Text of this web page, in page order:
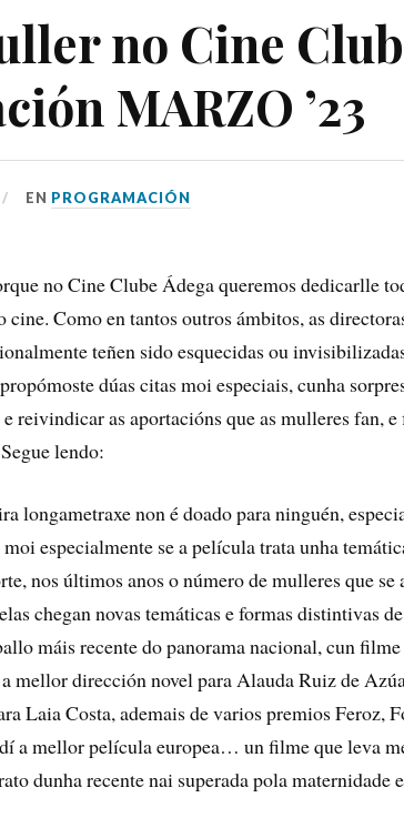
no Cine
MARZO ’23
EN PROGRAMACIÓN
no Cine Clube Ádega queremos dedicarlle
cine. Como en tantos outros ámbitos, as
teñen sido esquecidas ou
dúas citas moi especiais, cunha
reivindicar as aportacións que as mulleres fan,
lendo:
longametraxe non é doado para ninguén,
especialmente se a película trata unha
nos últimos anos o número de mulleres que se
chegan novas temáticas e formas distintivas
máis recente do panorama nacional, cun
mellor dirección novel para Alauda Ruiz de
Laia Costa, ademais de varios premios Feroz,
a mellor película europea… un filme que leva
dunha recente nai superada pola maternidade
FILME-
García, Rúa do Alcalde Rey
Vilagarcía de Arousa,
Pontevedra